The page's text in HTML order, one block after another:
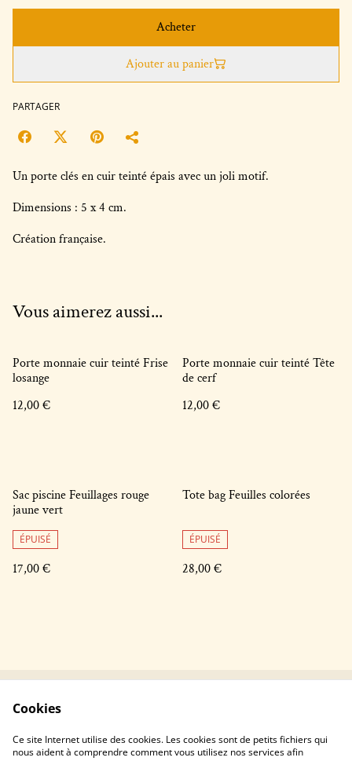
Acheter
Ajouter au panier
PARTAGER
Un porte clés en cuir teinté épais avec un joli motif.
Dimensions : 5 x 4 cm.
Création française.
Vous aimerez aussi...
Porte monnaie cuir teinté Frise
losange
12,00 €
Porte monnaie cuir teinté Tête
de cerf
12,00 €
Sac piscine Feuillages rouge
jaune vert
ÉPUISÉ
17,00 €
Tote bag Feuilles colorées
ÉPUISÉ
28,00 €
confidentialité
Cookies
Ce site Internet utilise des cookies. Les cookies sont de petits fichiers qui
nous aident à comprendre comment vous utilisez nos services afin